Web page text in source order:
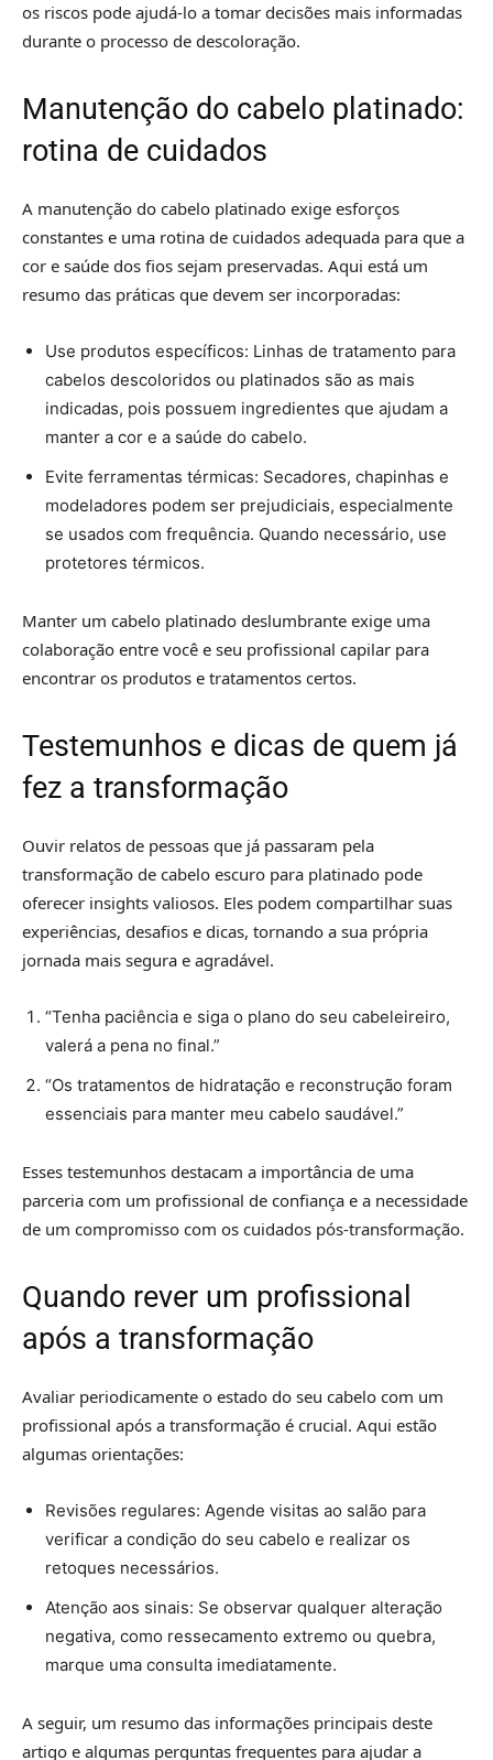
os riscos pode ajudá-lo a tomar decisões mais informadas
durante o processo de descoloração.
Manutenção do cabelo platinado:
rotina de cuidados
A manutenção do cabelo platinado exige esforços
constantes e uma rotina de cuidados adequada para que a
cor e saúde dos fios sejam preservadas. Aqui está um
resumo das práticas que devem ser incorporadas:
Use produtos específicos: Linhas de tratamento para
cabelos descoloridos ou platinados são as mais
indicadas, pois possuem ingredientes que ajudam a
manter a cor e a saúde do cabelo.
Evite ferramentas térmicas: Secadores, chapinhas e
modeladores podem ser prejudiciais, especialmente
se usados com frequência. Quando necessário, use
protetores térmicos.
Manter um cabelo platinado deslumbrante exige uma
colaboração entre você e seu profissional capilar para
encontrar os produtos e tratamentos certos.
Testemunhos e dicas de quem já
fez a transformação
Ouvir relatos de pessoas que já passaram pela
transformação de cabelo escuro para platinado pode
oferecer insights valiosos. Eles podem compartilhar suas
experiências, desafios e dicas, tornando a sua própria
jornada mais segura e agradável.
“Tenha paciência e siga o plano do seu cabeleireiro,
valerá a pena no final.”
“Os tratamentos de hidratação e reconstrução foram
essenciais para manter meu cabelo saudável.”
Esses testemunhos destacam a importância de uma
parceria com um profissional de confiança e a necessidade
de um compromisso com os cuidados pós-transformação.
Quando rever um profissional
após a transformação
Avaliar periodicamente o estado do seu cabelo com um
profissional após a transformação é crucial. Aqui estão
algumas orientações:
Revisões regulares: Agende visitas ao salão para
verificar a condição do seu cabelo e realizar os
retoques necessários.
Atenção aos sinais: Se observar qualquer alteração
negativa, como ressecamento extremo ou quebra,
marque uma consulta imediatamente.
A seguir, um resumo das informações principais deste
artigo e algumas perguntas frequentes para ajudar a